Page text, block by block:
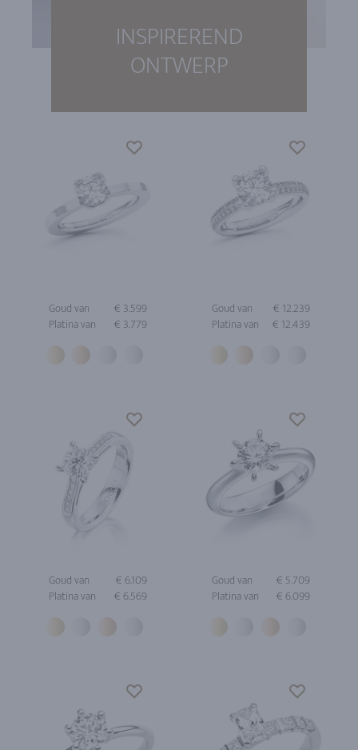
INSPIREREND
ONTWERP
Goud van
€ 3.599
Platina van
€ 3.779
Goud van
€ 12.239
Platina van
€ 12.439
Goud van
€ 6.109
Platina van
€ 6.569
Goud van
€ 5.709
Platina van
€ 6.099